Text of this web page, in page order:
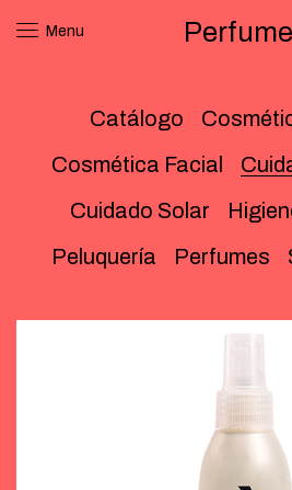
Menu
Catálogo
Cosmética Facial
Cuidado Solar
Peluquería
Perfumes